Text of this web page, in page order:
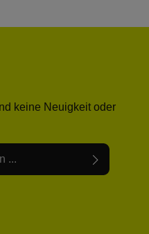
keine Neuigkeit oder